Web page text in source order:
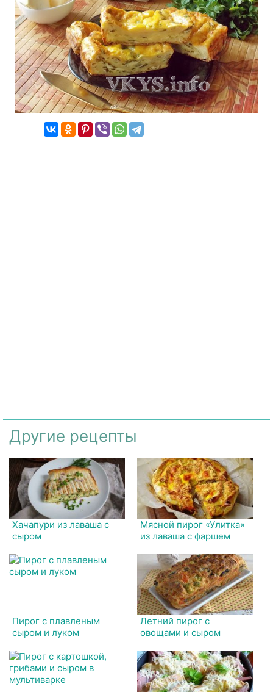
Другие рецепты
Хачапури из лаваша с
сыром
Мясной пирог «Улитка»
из лаваша с фаршем
Пирог с плавленым
сыром и луком
Летний пирог с
овощами и сыром